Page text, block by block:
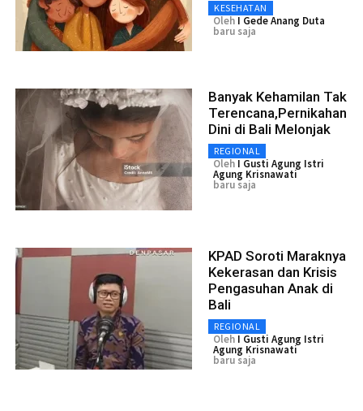
KESEHATAN
Oleh I Gede Anang Duta
baru saja
Banyak Kehamilan Tak
Terencana,Pernikahan
Dini di Bali Melonjak
REGIONAL
Oleh I Gusti Agung Istri
Agung Krisnawati
baru saja
KPAD Soroti Maraknya
Kekerasan dan Krisis
Pengasuhan Anak di
Bali
REGIONAL
Oleh I Gusti Agung Istri
Agung Krisnawati
baru saja